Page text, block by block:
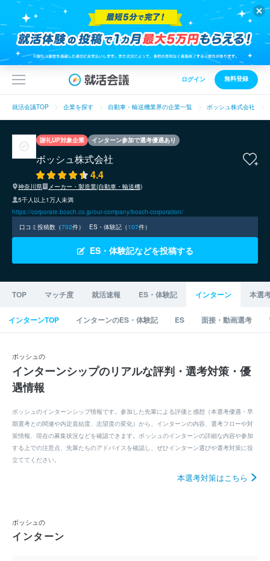
ログイン 無料登録
就活会議TOP 企業を探す 自動車・輸送機業界の企業一覧 ボッシュ株式会社
謝礼UP対象企業 インターン参加で選考優遇あり
ボッシュ株式会社
4.4
神奈川県
メーカー・製造業(自動車・輸送機)
5千人以上1万人未満
https://corporate.bosch.co.jp/our-company/bosch-corporation/
口コミ投稿数（702件） ES・体験記（107件）
ES・体験記などを投稿する
TOP マッチ度 就活速報 ES・体験記 インターン 本選
インターンTOP インターンのES・体験記 ES 面接・動画選考
ボッシュの
インターンシップのリアルな評判・選考対策・優
遇情報
ボッシュのインターンシップ情報です。参加した先輩による評価と感想（本選考優遇・早
期選考との関連や内定直結度、志望度の変化）から、インターンの内容、選考フローや対
策情報、現在の募集状況などを確認できます。ボッシュのインターンの詳細な内容や参加
する上での注意点、先輩たちのアドバイスを確認し、ぜひインターン選びや選考対策に役
立ててください。
本選考対策はこちら
ボッシュの
インターン